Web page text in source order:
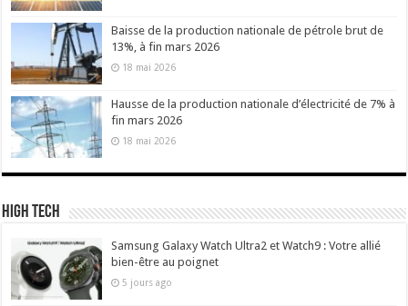
Baisse de la production nationale de pétrole brut de
13%, à fin mars 2026
18 mai 2026
Hausse de la production nationale d’électricité de 7% à
fin mars 2026
18 mai 2026
High Tech
Samsung Galaxy Watch Ultra2 et Watch9 : Votre allié
bien-être au poignet
5 jours ago